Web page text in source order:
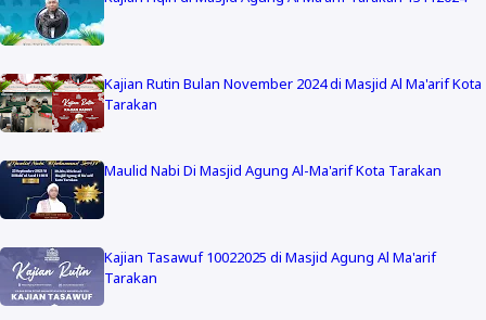
Kajian Rutin Bulan November 2024 di Masjid Al Ma'arif Kota
Tarakan
Maulid Nabi Di Masjid Agung Al-Ma'arif Kota Tarakan
Kajian Tasawuf 10022025 di Masjid Agung Al Ma'arif
Tarakan